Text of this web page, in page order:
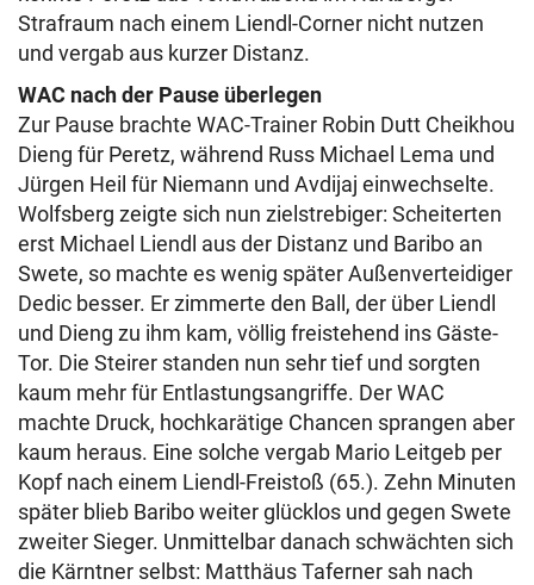
Strafraum nach einem Liendl-Corner nicht nutzen
und vergab aus kurzer Distanz.
WAC nach der Pause überlegen
Zur Pause brachte WAC-Trainer Robin Dutt Cheikhou
Dieng für Peretz, während Russ Michael Lema und
Jürgen Heil für Niemann und Avdijaj einwechselte.
Wolfsberg zeigte sich nun zielstrebiger: Scheiterten
erst Michael Liendl aus der Distanz und Baribo an
Swete, so machte es wenig später Außenverteidiger
Dedic besser. Er zimmerte den Ball, der über Liendl
und Dieng zu ihm kam, völlig freistehend ins Gäste-
Tor. Die Steirer standen nun sehr tief und sorgten
kaum mehr für Entlastungsangriffe. Der WAC
machte Druck, hochkarätige Chancen sprangen aber
kaum heraus. Eine solche vergab Mario Leitgeb per
Kopf nach einem Liendl-Freistoß (65.). Zehn Minuten
später blieb Baribo weiter glücklos und gegen Swete
zweiter Sieger. Unmittelbar danach schwächten sich
die Kärntner selbst: Matthäus Taferner sah nach